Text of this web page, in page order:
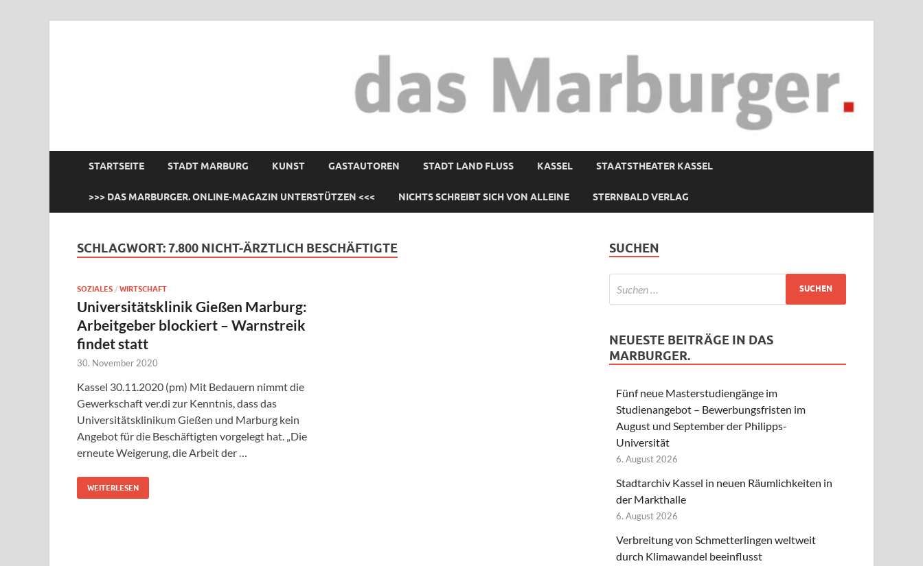
STARTSEITE STADT MARBURG KUNST GASTAUTOREN STADT LAND FLUSS KASSEL STAATSTHEATER KASSEL
>>> DAS MARBURGER. ONLINE-MAGAZIN UNTERSTÜTZEN <<< NICHTS SCHREIBT SICH VON ALLEINE STERNBALD VERLAG
SCHLAGWORT:7.800 NICHT-ÄRZTLICH BESCHÄFTIGTE
SOZIALES / WIRTSCHAFT
Universitätsklinik Gießen Marburg:
Arbeitgeber blockiert – Warnstreik
findet statt
30. November 2020
Kassel 30.11.2020 (pm) Mit Bedauern nimmt die
Gewerkschaft ver.di zur Kenntnis, dass das
Universitätsklinikum Gießen und Marburg kein
Angebot für die Beschäftigten vorgelegt hat. „Die
erneute Weigerung, die Arbeit der …
WEITERLESEN
SUCHEN
NEUESTE BEITRÄGE IN DAS
MARBURGER.
Fünf neue Masterstudiengänge im
Studienangebot – Bewerbungsfristen im
August und September der Philipps-
Universität
6. August 2026
Stadtarchiv Kassel in neuen Räumlichkeiten in
der Markthalle
6. August 2026
Verbreitung von Schmetterlingen weltweit
durch Klimawandel beeinflusst